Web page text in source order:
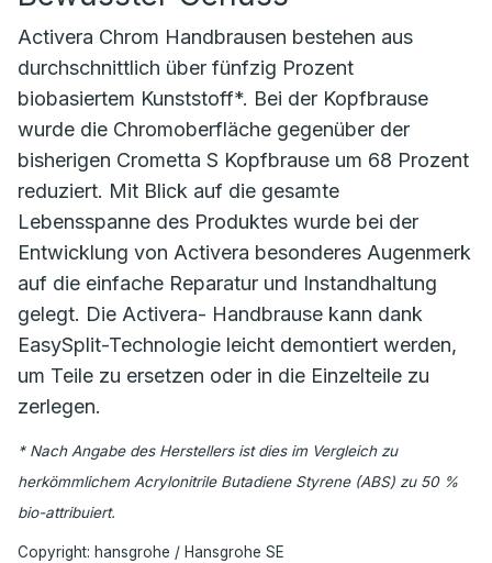
Activera Chrom Handbrausen bestehen aus
durchschnittlich über fünfzig Prozent
biobasiertem Kunststoff*. Bei der Kopfbrause
wurde die Chromoberfläche gegenüber der
bisherigen Crometta S Kopfbrause um 68 Prozent
reduziert. Mit Blick auf die gesamte
Lebensspanne des Produktes wurde bei der
Entwicklung von Activera besonderes Augenmerk
auf die einfache Reparatur und Instandhaltung
gelegt. Die Activera- Handbrause kann dank
EasySplit-Technologie leicht demontiert werden,
um Teile zu ersetzen oder in die Einzelteile zu
zerlegen.
* Nach Angabe des Herstellers ist dies im Vergleich zu
herkömmlichem Acrylonitrile Butadiene Styrene (ABS) zu 50 %
bio-attribuiert.
Copyright: hansgrohe / Hansgrohe SE